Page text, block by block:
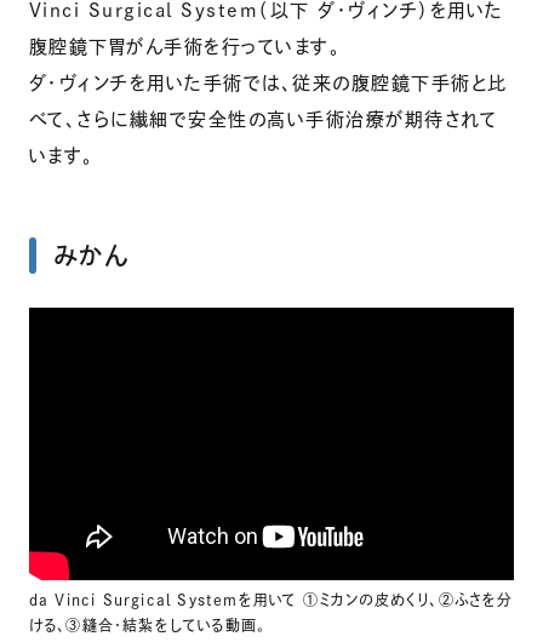
Vinci Surgical System（以下 ダ・ヴィンチ）を用いた
腹腔鏡下胃がん手術を行っています。
ダ・ヴィンチを用いた手術では、従来の腹腔鏡下手術と比
べて、さらに繊細で安全性の高い手術治療が期待されて
います。
みかん
da Vinci Surgical Systemを用いて ①ミカンの皮めくり、②ふさを分
ける、③縫合・結紮をしている動画。